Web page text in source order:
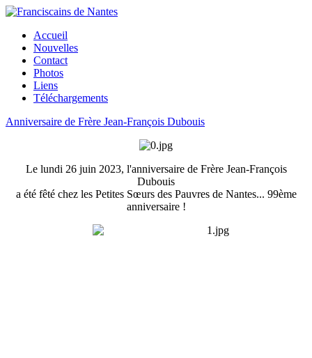
Accueil
Nouvelles
Contact
Photos
Liens
Téléchargements
Anniversaire de Frère Jean-François Dubouis
Le lundi 26 juin 2023, l'anniversaire de Frère Jean-François
Dubouis
a été fêté chez les Petites Sœurs des Pauvres de Nantes... 99ème
anniversaire !